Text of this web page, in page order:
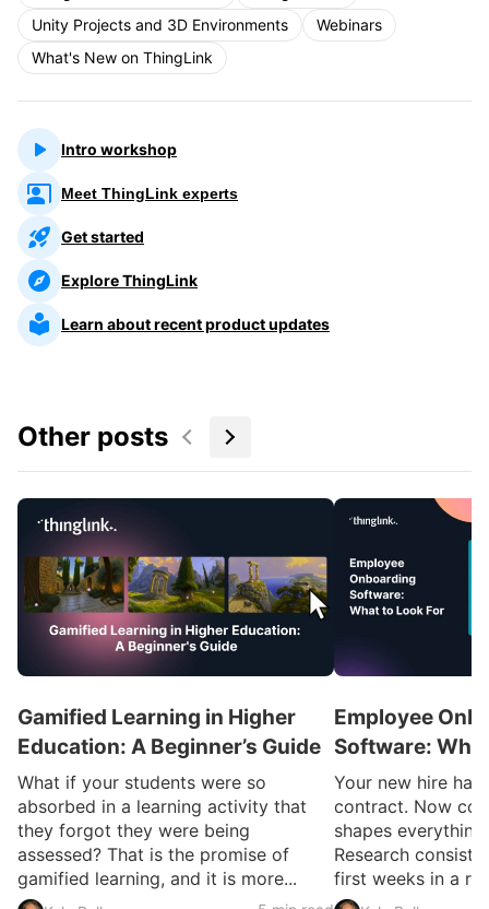
Unity Projects and 3D Environments
Webinars
What's New on ThingLink
Intro workshop
Meet ThingLink experts
Get started
Explore ThingLink
Learn about recent product updates
Other posts
Gamified Learning in Higher
Education: A Beginner’s Guide
What if your students were so
absorbed in a learning activity that
they forgot they were being
assessed? That is the promise of
gamified learning, and it is more...
Employee
Software:
Your new hire has
contract. Now
shapes
Research
first weeks in a